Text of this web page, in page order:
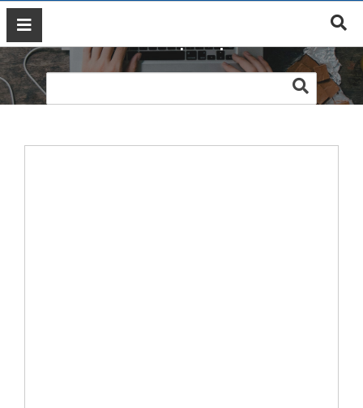
GIỚI
THIỆU
DỊCH
VỤ